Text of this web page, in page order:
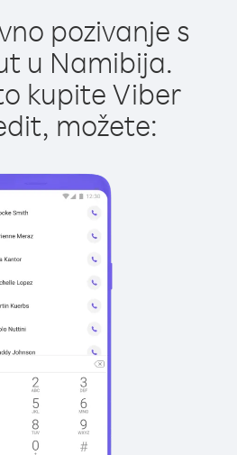
pozivanje s
u Namibija.
kupite Viber
možete: